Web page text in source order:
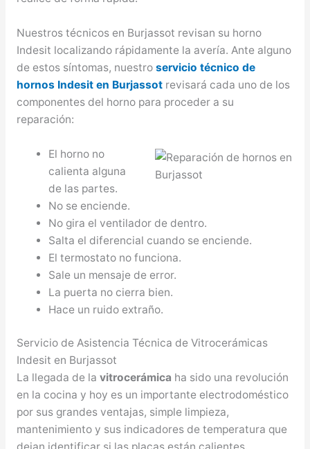
Nuestros técnicos en Burjassot revisan su horno
Indesit localizando rápidamente la avería. Ante alguno
de estos síntomas, nuestro servicio técnico de
hornos Indesit en Burjassotrevisará cada uno de los
componentes del horno para proceder a su
reparación:
El horno no
calienta alguna
de las partes.
No se enciende.
No gira el ventilador de dentro.
Salta el diferencial cuando se enciende.
El termostato no funciona.
Sale un mensaje de error.
La puerta no cierra bien.
Hace un ruido extraño.
Servicio de Asistencia Técnica de Vitrocerámicas
Indesit en Burjassot
La llegada de la vitrocerámica ha sido una revolución
en la cocina y hoy es un importante electrodoméstico
por sus grandes ventajas, simple limpieza,
mantenimiento y sus indicadores de temperatura que